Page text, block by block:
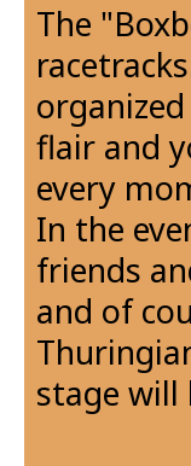
The
flair and
every
In the
friends
and of
stage will